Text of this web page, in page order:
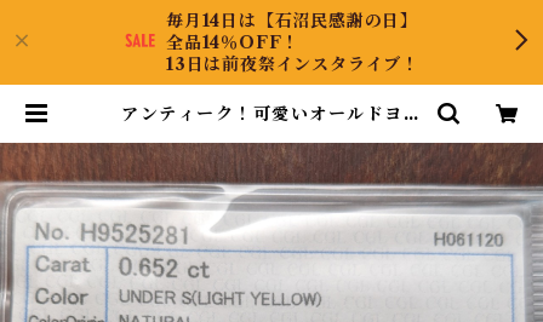
毎月14日は【石沼民感謝の日】
全品14％OFF！
13日は前夜祭インスタライブ！
アンティーク！可愛いオールドヨー
mondAntique